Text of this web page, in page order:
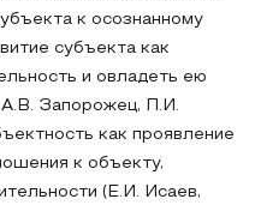
к осознанному
субъекта как
и овладеть ею
Запорожец, П.И.
как проявление
к объекту,
(Е.И. Исаев,